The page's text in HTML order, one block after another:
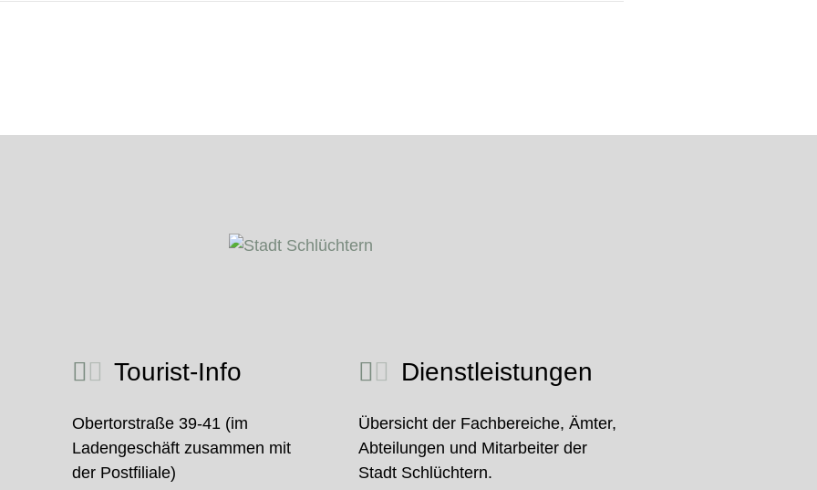
Tourist-Info
Obertorstraße 39-41 (im
Ladengeschäft zusammen mit
der Postfiliale)
Dienstleistungen
Übersicht der Fachbereiche, Ämter,
Abteilungen und Mitarbeiter der
Stadt Schlüchtern.